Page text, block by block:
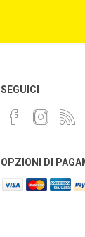
SEGUICI
OPZIONI DI